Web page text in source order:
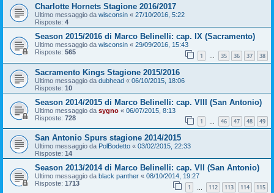
Charlotte Hornets Stagione 2016/2017
Ultimo messaggio da wisconsin « 27/10/2016, 5:22
Risposte: 4
Season 2015/2016 di Marco Belinelli: cap. IX (Sacramento)
Ultimo messaggio da wisconsin « 29/09/2016, 15:43
Risposte: 565 1 … 35 36 37 38
Sacramento Kings Stagione 2015/2016
Ultimo messaggio da dubhead « 06/10/2015, 18:06
Risposte: 10
Season 2014/2015 di Marco Belinelli: cap. VIII (San Antonio)
Ultimo messaggio da sygno « 06/07/2015, 8:13
Risposte: 728 1 46 47 48 49
San Antonio Spurs stagione 2014/2015
Ultimo messaggio da PolBodetto « 03/02/2015, 22:33
Risposte: 14
Season 2013/2014 di Marco Belinelli: cap. VII (San Antonio)
Ultimo messaggio da black panther « 08/10/2014, 19:27
Risposte: 1713 1 112 113 114 115